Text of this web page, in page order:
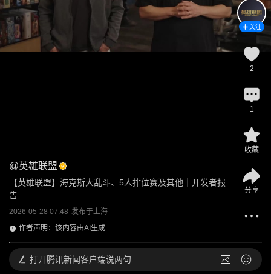
@英雄联盟
【英雄联盟】海克斯大乱斗、5人排位赛及其他｜开发者报
告
2026-05-28 07:48 发布于上海
作者声明：该内容由AI生成
关注
2
1
收藏
分享
打开腾讯新闻客户端说两句